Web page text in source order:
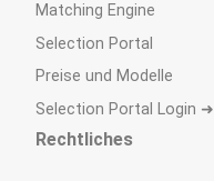
Matching Engine
Selection Portal
Preise und Modelle
Selection Portal Login ➜
Rechtliches